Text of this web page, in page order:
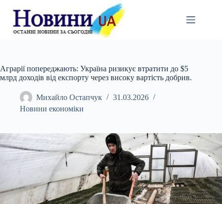
вмісту
Аграрії попереджають: Україна ризикує втратити до $5
млрд доходів від експорту через високу вартість добрив.
Михайло Остапчук
31.03.2026
Новини економіки